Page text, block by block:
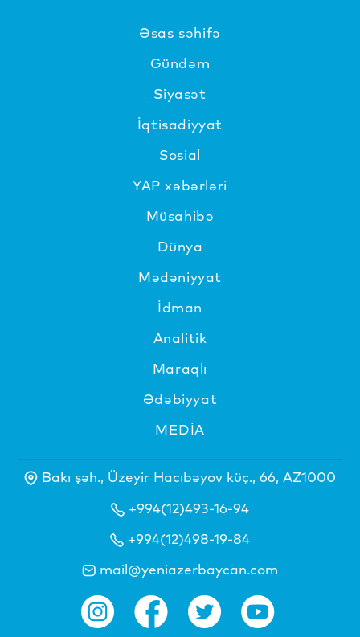
Əsas səhifə
Gündəm
Siyasət
İqtisadiyyat
Sosial
YAP xəbərləri
Müsahibə
Dünya
Mədəniyyat
İdman
Analitik
Maraqlı
Ədəbiyyat
MEDİA
Bakı şəh., Üzeyir Hacıbəyov küç., 66, AZ1000
+994(12)493-16-94
+994(12)498-19-84
mail@yeniazerbaycan.com